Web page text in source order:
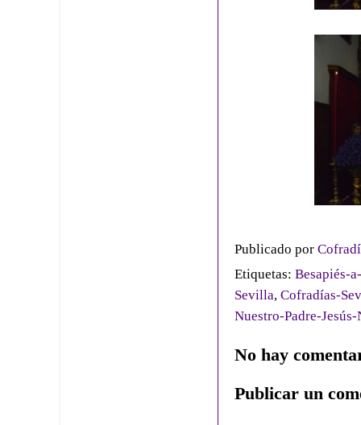
Publicado por
Etiquetas: Besapiés-
Sevilla, Cofradías-
Nuestro-Padre-Jesús-
No hay
Publicar un